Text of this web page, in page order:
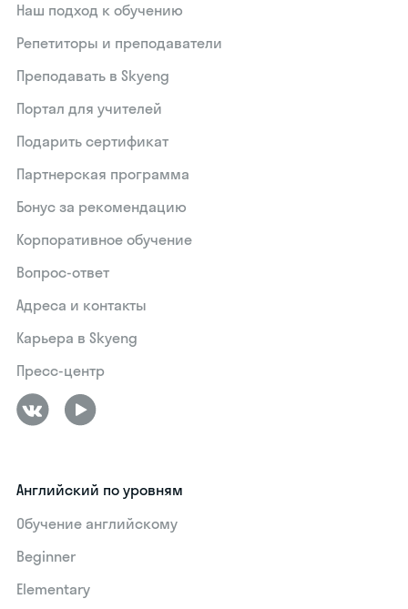
Наш подход к обучению
Репетиторы и преподаватели
Преподавать в Skyeng
Портал для учителей
Подарить сертификат
Партнерская программа
Бонус за рекомендацию
Корпоративное обучение
Вопрос-ответ
Адреса и контакты
Карьера в Skyeng
Пресс-центр
Английский по уровням
Обучение английскому
Beginner
Elementary